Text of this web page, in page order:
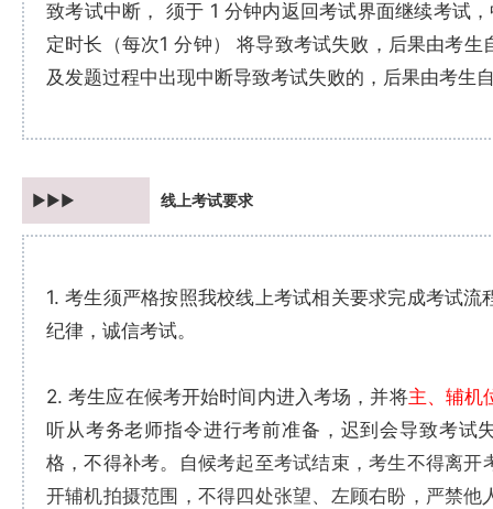
致考试中断， 须于 1 分钟内返回考试界面继续考试
定时长（每次1 分钟） 将导致考试失败，后果由考生
及发题过程中出现中断导致考试失败的，后果由考生
►►► 线上考试要求
1. 考生须严格按照我校线上考试相关要求完成考试流
纪律，诚信考试。
2. 考生应在候考开始时间内进入考场，并将主、辅机
听从考务老师指令进行考前准备，迟到会导致考试
格，不得补考。自候考起至考试结束，考生不得离开
开辅机拍摄范围，不得四处张望、左顾右盼，严禁他